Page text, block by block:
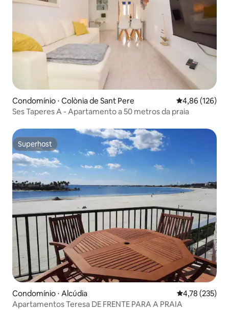
Condomínio ⋅ Colònia de Sant Pere 4,86 de uma
4,86 (126)
Ses Taperes A - Apartamento a 50 metros da praia
Superhost
Superhost
Condomínio ⋅ Alcúdia 4,78 de uma
4,78 (235)
Apartamentos Teresa DE FRENTE PARA A PRAIA